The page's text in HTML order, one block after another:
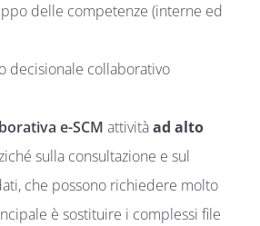
delle competenze (interne ed
decisionale collaborativo
e-SCM attivitàad alto
sulla consultazione e sul
che possono richiedere molto
è sostituire i complessi file